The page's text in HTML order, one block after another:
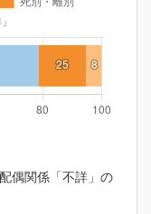
偶関係「不詳」の